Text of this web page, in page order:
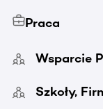
Praca
Wsparcie
Szkoły,